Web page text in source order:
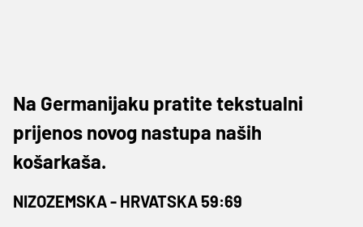
Na Germanijaku pratite tekstualni
prijenos novog nastupa naših
košarkaša.
NIZOZEMSKA - HRVATSKA 59:69